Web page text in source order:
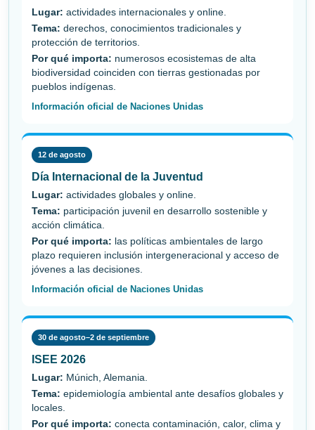
Lugar: actividades internacionales y online.
Tema: derechos, conocimientos tradicionales y
protección de territorios.
Por qué importa: numerosos ecosistemas de alta
biodiversidad coinciden con tierras gestionadas por
pueblos indígenas.
Información oficial de Naciones Unidas
12 de agosto
Día Internacional de la Juventud
Lugar: actividades globales y online.
Tema: participación juvenil en desarrollo sostenible y
acción climática.
Por qué importa: las políticas ambientales de largo
plazo requieren inclusión intergeneracional y acceso de
jóvenes a las decisiones.
Información oficial de Naciones Unidas
30 de agosto–2 de septiembre
ISEE 2026
Lugar: Múnich, Alemania.
Tema: epidemiología ambiental ante desafíos globales y
locales.
Por qué importa: conecta contaminación, calor, clima y